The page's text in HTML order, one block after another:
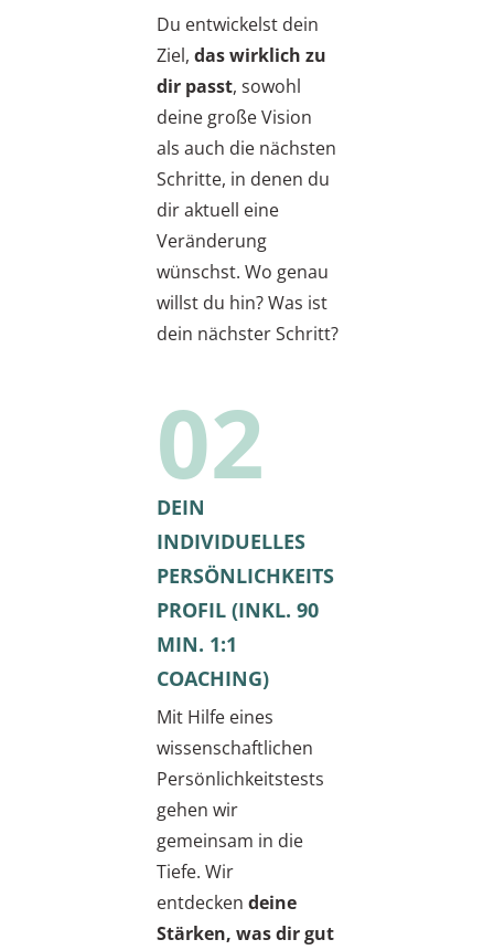
Du entwickelst dein
Ziel, das wirklich zu
dir passt, sowohl
deine große Vision
als auch die nächsten
Schritte, in denen du
dir aktuell eine
Veränderung
wünschst. Wo genau
willst du hin? Was ist
dein nächster Schritt?
02
DEIN
INDIVIDUELLES
PERSÖNLICHKEITS
PROFIL (INKL. 90
MIN. 1:1
COACHING)
Mit Hilfe eines
wissenschaftlichen
Persönlichkeitstests
gehen wir
gemeinsam in die
Tiefe. Wir
entdecken deine
Stärken, was dir gut